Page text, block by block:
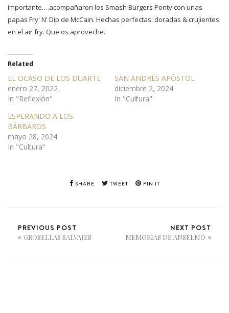
importante….acompañaron los Smash Burgers Ponty con unas
papas Fry' N' Dip de McCain. Hechas perfectas: doradas & crujientes
en el air fry. Que os aproveche.
Related
EL OCASO DE LOS DUARTE
enero 27, 2022
In "Reflexión"
SAN ANDRÉS APÓSTOL
diciembre 2, 2024
In "Cultura"
ESPERANDO A LOS
BÁRBAROS
mayo 28, 2024
In "Cultura"
SHARE TWEET PIN IT
PREVIOUS POST
GROSELLAS SALVAJES
NEXT POST
MEMORIAS DE ANSELMO